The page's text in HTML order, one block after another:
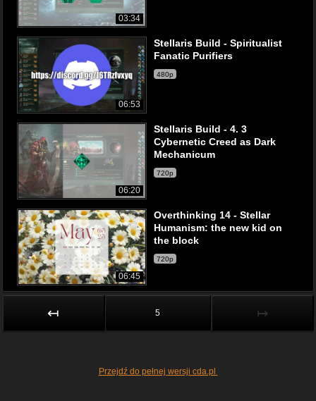
03:34
06:53
Stellaris Build - Spiritualist
Fanatic Purifiers
480p
06:20
Stellaris Build - 4. 3
Cybernetic Creed as Dark
Mechanicum
720p
06:45
Overthinking 14 - Stellar
Humanism: the new kid on
the block
720p
↤ 5 ↦
Przejdź do pełnej wersji cda.pl